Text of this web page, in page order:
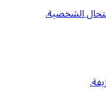
الشخصية.